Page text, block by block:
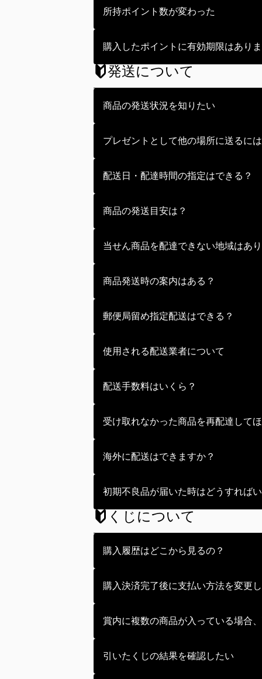
決済完了後はポイントが即時反映
所持ポイント数が変わった
ポイント購入時やくじを引くなど
います。
しかしこちらは表示上のものです
購入したポイントに有効期限はあり
ご購入いただきました購入ポイン
お、失効したポイントは事務処理
発送について
商品の発送状況を知りたい
配送依頼を行った後はマイページ
配送依頼受付 ：配送依頼を受け付け
配送準備中
：商品手配を含めた配
プレゼントとして他の場所に送るには
配送依頼時に、配送先住所を変更
そのため、予め配送先の方にお客
配送日・配達時間の指定はできる？
商品により手配にかかる日数等が
商品の発送目安は？
発送の目安はくじごとに異なります
ただし、あくまでも目安となりま
安を基準とさせていただきます。
当せん商品を配達できない地域はあ
基本的には全国に発送させていた
商品発送時の案内はある？
配送ステータスが「発送完了」に
郵便局留め指定配送はできる？
基本的にご利用いただけません。
お客様都合で局留め・営業所止め
※配送業者にご相談することで「
使用される配送業者について
配送準備状況や配送先により配送業
・ヤマト運輸
・日本郵便（ゆうパック、ゆうメー
配送手数料はいくら？
配送手数料は配送カートからの配
受け取れなかった商品を再配達して
お受け取りいただけなかったお品
保管日数につきましては配送業者
保管期間を経過し、弊社まで返送
ただし、再送時の配送料として所
管期限切れによるキャンセル・返
海外に配送はできますか？
可能です。
ますので海外の配送先情報をご入力
初期不良品が届いた時はどうすればい
お手数ですが、商品到着日の翌日
お問い合わせを受けまして弊社側
なお、当該商品の返送及び再送に
※お問い合わせ時に不良箇所がわ
※お客様都合による交換は、お断
※交換商品の手配が難しい限定商
くじについて
購入履歴はどこから見るの？
マイページ内の「ポイント購入履
購入決済完了後に支払い方法を変更
購入決済完了後のお支払い方法の
賞内に複数の商品が入っている場合
各賞内での確率により排出商品が
引いたくじの結果を確認したい